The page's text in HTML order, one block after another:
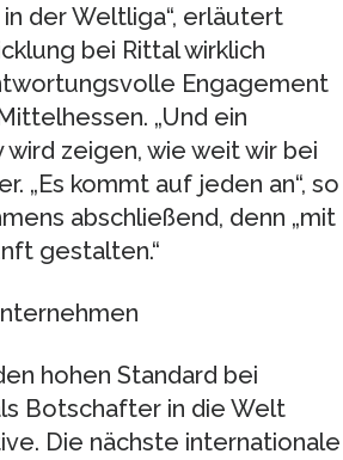
der Weltliga“, erläutert
bei Rittal wirklich
Engagement
„Und ein
zeigen, wie weit wir bei
„Es kommt auf jeden an“, so
abschließend, denn „mit
gestalten.“
hohen Standard bei
Botschafter in die Welt
Die nächste internationale